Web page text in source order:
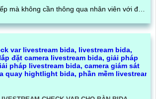
mà không cần thông qua nhân viên với độ
hàng dể dàng cập nhật trạng thái món